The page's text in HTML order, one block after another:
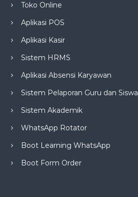
Toko Online
Aplikasi POS
Aplikasi Kasir
Sistem HRMS
Aplikasi Absensi Karyawan
Sistem Pelaporan Guru dan Siswa
Sistem Akademik
WhatsApp Rotator
Boot Learning WhatsApp
Boot Form Order